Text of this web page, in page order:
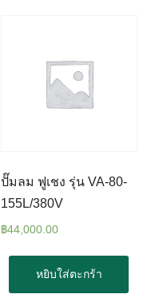
ปั๊มลม ฟูเชง รุ่น VA-80-
155L/380V
฿44,000.00
หยิบใส่ตะกร้า